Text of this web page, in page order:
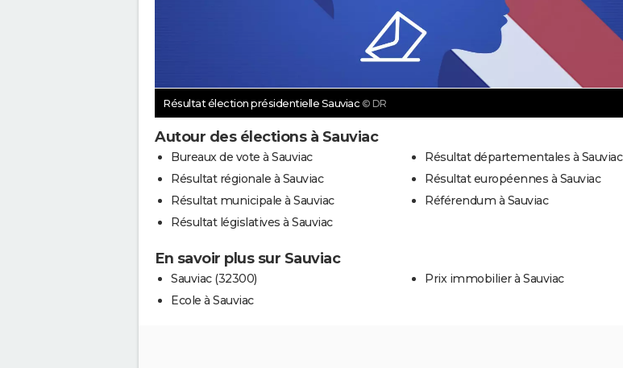
Résultat élection présidentielle Sauviac © DR
Autour des élections à Sauviac
Bureaux de vote à Sauviac
Résultat régionale à Sauviac
Résultat municipale à Sauviac
Résultat législatives à Sauviac
Résultat départementales à Sauviac
Résultat européennes à Sauviac
Référendum à Sauviac
En savoir plus sur Sauviac
Sauviac (32300)
Ecole à Sauviac
Prix immobilier à Sauviac